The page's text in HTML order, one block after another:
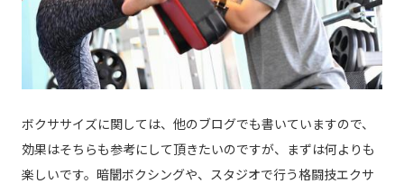
ボクササイズに関しては、他のブログでも書いていますので、
効果はそちらも参考にして頂きたいのですが、まずは何よりも
楽しいです。暗闇ボクシングや、スタジオで行う格闘技エクサ